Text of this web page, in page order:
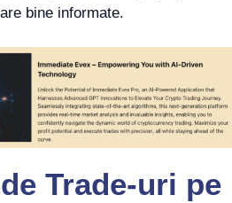
bine informate.
Trade-uri pe